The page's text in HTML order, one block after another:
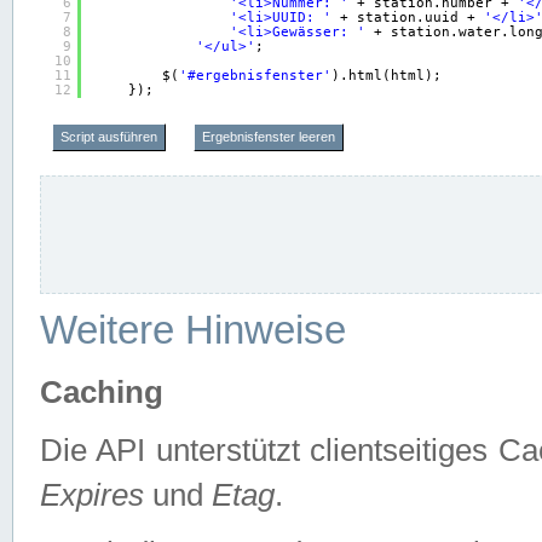
7
8
9
10
11
12
'<li>UUID: '
+ station.uuid +
'</li>'
'<li>Gewässer: '
+
'</ul>' ;
$( '#ergebnisfenster' ).html(html);
});
Script ausführen Ergebnisfenster leeren
Weitere Hinweise
Caching
Die API unterstützt clientseitiges
Expires und Etag.